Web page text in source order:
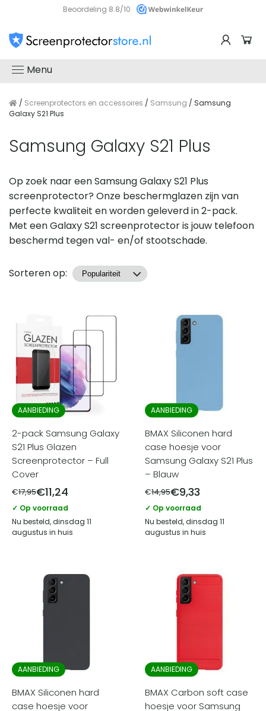
Beoordeling 8.8/10
Menu
/ Screenprotectors en accessoires / Samsung / Samsung
Galaxy S21 Plus
Samsung Galaxy S21 Plus
Op zoek naar een Samsung Galaxy S21 Plus
screenprotector? Onze beschermglazen zijn van
perfecte kwaliteit en worden geleverd in 2-pack.
Met een Galaxy S21 screenprotector is jouw telefoon
beschermd tegen val- en/of stootschade.
Producten
Sorteren op:
AANBIEDING
2-pack Samsung Galaxy
S21 Plus Glazen
Screenprotector – Full
Cover
€17,95€11,24
✓ Op voorraad
Nu besteld, dinsdag 11
augustus in huis
AANBIEDING
BMAX Siliconen hard
case hoesje voor
Samsung Galaxy S21 Plus
– Blauw
€14,95€9,33
✓ Op voorraad
Nu besteld, dinsdag 11
augustus in huis
AANBIEDING
BMAX Siliconen hard
case hoesje voor
AANBIEDING
BMAX Carbon soft case
hoesje voor Samsung